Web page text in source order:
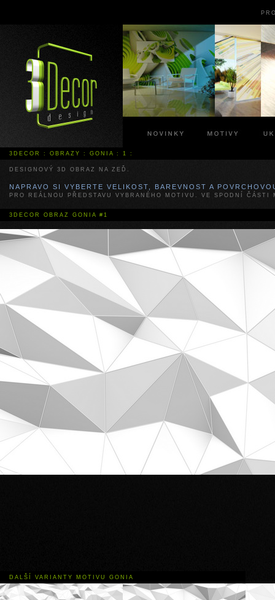
3DECOR : OBRAZY : GONIA : 1 :
DESIGNOVÝ 3D OBRAZ NA ZEĎ.
NAPRAVO SI VYBERTE VELIKOST, BAREVNOST A
PRO REÁLNOU PŘEDSTAVU VYBRANÉHO MOTIVU. VE SPODNÍ
3DECOR OBRAZ GONIA #1
DALŠÍ VARIANTY MOTIVU GONIA